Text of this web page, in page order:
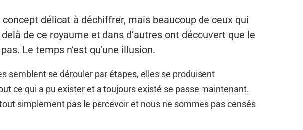
délicat à déchiffrer, mais beaucoup de ceux qui
de ce royaume et dans d’autres ont découvert que le
Le temps n’est qu’une illusion.
semblent se dérouler par étapes, elles se produisent
ce qui a pu exister et a toujours existé se passe maintenant.
simplement pas le percevoir et nous ne sommes pas censés